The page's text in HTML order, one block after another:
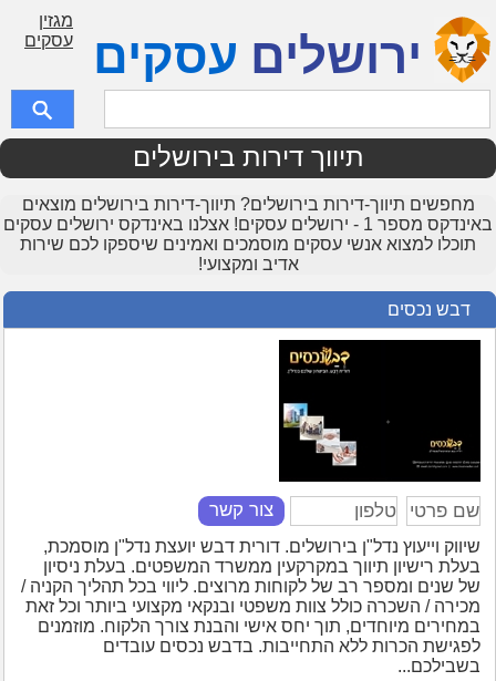
ירושלים עסקים
מגזין
עסקים
תיווך דירות בירושלים
מחפשים תיווך-דירות בירושלים? תיווך-דירות בירושלים מוצאים
באינדקס מספר 1 - ירושלים עסקים! אצלנו באינדקס ירושלים עסקים
תוכלו למצוא אנשי עסקים מוסמכים ואמינים שיספקו לכם שירות
אדיב ומקצועי!
דבש נכסים
צור קשר
שיווק וייעוץ נדל"ן בירושלים. דורית דבש יועצת נדל"ן מוסמכת,
בעלת רישיון תיווך במקרקעין ממשרד המשפטים. בעלת ניסיון
של שנים ומספר רב של לקוחות מרוצים. ליווי בכל תהליך הקניה /
מכירה / השכרה כולל צוות משפטי ובנקאי מקצועי ביותר וכל זאת
במחירים מיוחדים, תוך יחס אישי והבנת צורך הלקוח. מוזמנים
לפגישת הכרות ללא התחייבות. בדבש נכסים עובדים
בשבילכם...